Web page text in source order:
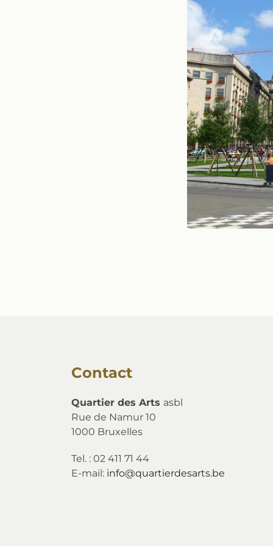
Contact
Quartier des Arts asbl
Rue de Namur 10
1000 Bruxelles
Tel. : 02 411 71 44
E-mail: info@quartierdesarts.be